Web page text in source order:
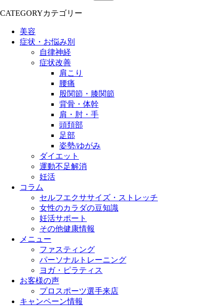
CATEGORYカテゴリー
美容
症状・お悩み別
自律神経
症状改善
肩こり
腰痛
股関節・膝関節
背骨・体幹
肩・肘・手
頭頚部
足部
姿勢/ゆがみ
ダイエット
運動不足解消
妊活
コラム
セルフエクササイズ・ストレッチ
女性のカラダの豆知識
妊活サポート
その他健康情報
メニュー
ファスティング
パーソナルトレーニング
ヨガ・ピラティス
お客様の声
プロスポーツ選手来店
キャンペーン情報